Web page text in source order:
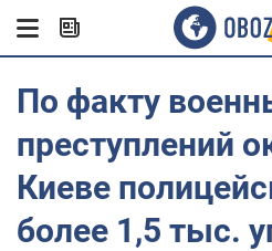
По факту
преступлений
Киеве
более 1,5 тыс.